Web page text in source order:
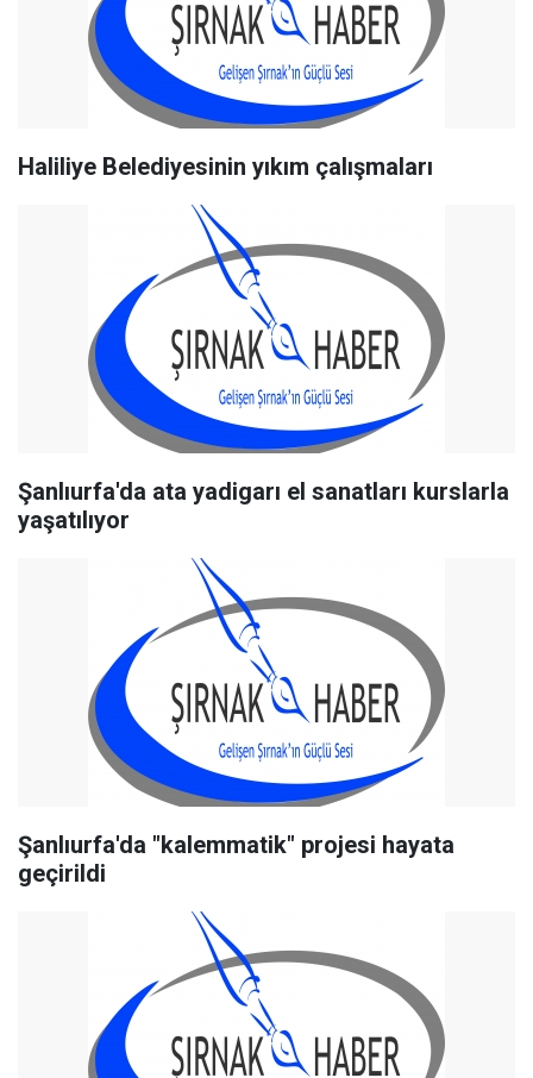
Haliliye Belediyesinin yıkım çalışmaları
Şanlıurfa'da ata yadigarı el sanatları kurslarla
yaşatılıyor
Şanlıurfa'da "kalemmatik" projesi hayata
geçirildi